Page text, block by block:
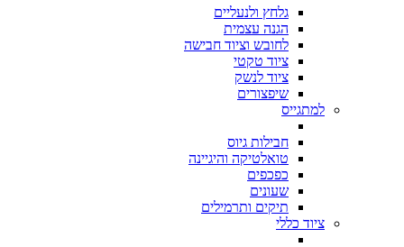
גלחץ ולנעליים
הגנה עצמית
לחובש וציוד חבישה
ציוד טקטי
ציוד לנשק
שיפצורים
למתגייס
חבילות גיוס
טואלטיקה והיגיינה
כפכפים
שעונים
תיקים ותרמילים
ציוד כללי